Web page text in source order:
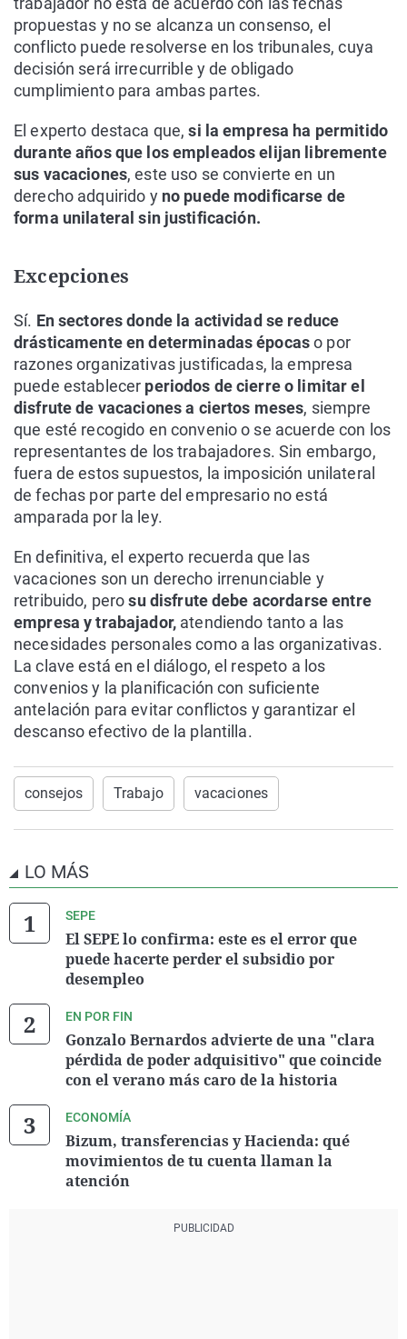
propuestas y no se alcanza un consenso, el
conflicto puede resolverse en los tribunales, cuya
decisión será irrecurrible y de obligado
cumplimiento para ambas partes.
El experto destaca que,si la empresa ha permitido
durante años que los empleados elijan libremente
sus vacaciones, este uso se convierte en un
derecho adquirido y no puede modificarse de
forma unilateral sin justificación.
Excepciones
Sí. En sectores donde la actividad se reduce
drásticamente en determinadas épocaso por
razones organizativas justificadas, la empresa
puede establecer periodos de cierre o limitar el
disfrute de vacaciones a ciertos meses, siempre
que esté recogido en convenio o se acuerde con los
representantes de los trabajadores. Sin embargo,
fuera de estos supuestos, la imposición unilateral
de fechas por parte del empresario no está
amparada por la ley.
En definitiva, el experto recuerda que las
vacaciones son un derecho irrenunciable y
retribuido, perosu disfrute debe acordarse entre
empresa y trabajador,atendiendo tanto a las
necesidades personales como a las organizativas.
La clave está en el diálogo, el respeto a los
convenios y la planificación con suficiente
antelación para evitar conflictos y garantizar el
descanso efectivo de la plantilla.
consejos Trabajo vacaciones
LO MÁS
SEPE
El SEPE lo confirma: este es el error que
puede hacerte perder el subsidio por
desempleo
EN POR FIN
Gonzalo Bernardos advierte de una "clara
pérdida de poder adquisitivo" que coincide
con el verano más caro de la historia
ECONOMÍA
Bizum, transferencias y Hacienda: qué
movimientos de tu cuenta llaman la
atención